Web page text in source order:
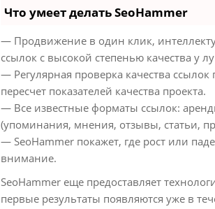
Что умеет делать SeoHammer
— Продвижение в один клик,
ссылок с высокой степенью качества у
— Регулярная проверка качества
пересчет показателей качества проекта.
— Все известные форматы ссылок:
(упоминания, мнения, отзывы, статьи,
— SeoHammer покажет, где рост или
внимание.
SeoHammer еще предоставляет
первые результаты появляются уже в